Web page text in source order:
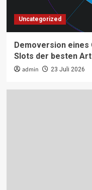
Uncategorized
Demoversion eines
Slots der besten
admin 23 Juli 2026